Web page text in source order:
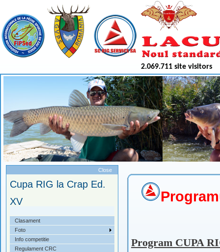
2.069.711 site visitors
Close
Cupa RIG la Crap Ed.
XV
Clasament
Foto
Info competitie
Regulament CRC
Program CUPA